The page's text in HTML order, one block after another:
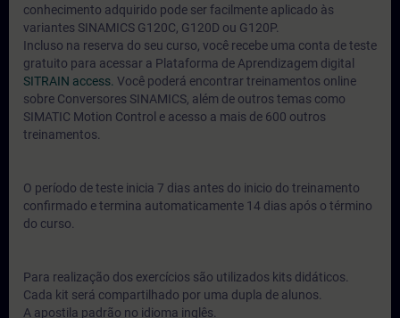
conhecimento adquirido pode ser facilmente aplicado às
variantes SINAMICS G120C, G120D ou G120P.
Incluso na reserva do seu curso, você recebe uma conta de teste
gratuito para acessar a Plataforma de Aprendizagem digital
SITRAIN access. Você poderá encontrar treinamentos online
sobre Conversores SINAMICS, além de outros temas como
SIMATIC Motion Control e acesso a mais de 600 outros
treinamentos.
O período de teste inicia 7 dias antes do inicio do treinamento
confirmado e termina automaticamente 14 dias após o término
do curso.
Para realização dos exercícios são utilizados kits didáticos.
Cada kit será compartilhado por uma dupla de alunos.
A apostila padrão no idioma inglês.